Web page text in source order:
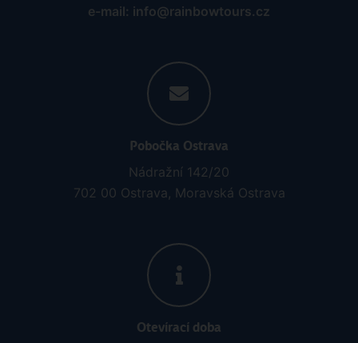
e-mail: info@rainbowtours.cz
Pobočka Ostrava
Nádražní 142/20
702 00 Ostrava, Moravská Ostrava
Otevírací doba